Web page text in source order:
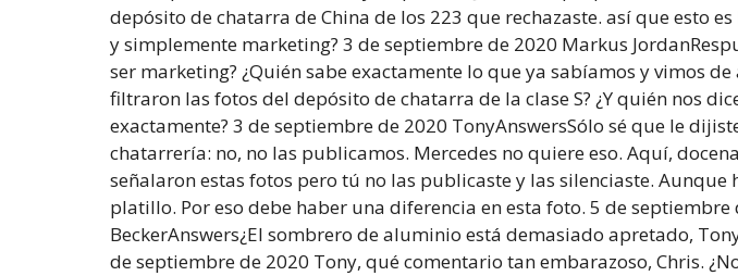
depósito de chatarra de China de los 223 que rechazaste. así que esto
y simplemente marketing? 3 de septiembre de 2020 Markus
ser marketing? ¿Quién sabe exactamente lo que ya sabíamos y vimos
filtraron las fotos del depósito de chatarra de la clase S? ¿Y quién nos
exactamente? 3 de septiembre de 2020 TonyAnswersSólo sé que le
chatarrería: no, no las publicamos. Mercedes no quiere eso. Aquí,
señalaron estas fotos pero tú no las publicaste y las silenciaste.
platillo. Por eso debe haber una diferencia en esta foto. 5 de septiembre
BeckerAnswers¿El sombrero de aluminio está demasiado apretado,
de septiembre de 2020 Tony, qué comentario tan embarazoso, Chris.